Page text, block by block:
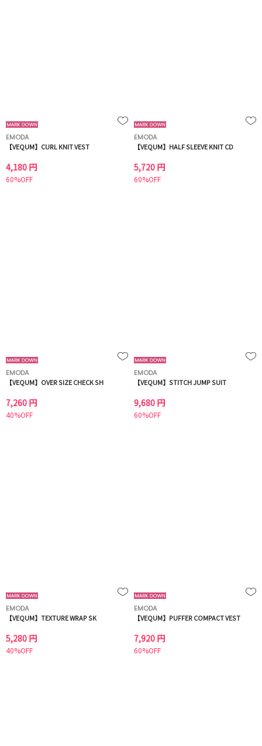
EMODA
【VEQUM】CURL KNIT VEST
4,180 円
60%OFF
EMODA
【VEQUM】HALF SLEEVE KNIT CD
5,720 円
60%OFF
EMODA
【VEQUM】OVER SIZE CHECK SH
7,260 円
40%OFF
EMODA
【VEQUM】STITCH JUMP SUIT
9,680 円
60%OFF
EMODA
【VEQUM】TEXTURE WRAP SK
5,280 円
40%OFF
EMODA
【VEQUM】PUFFER COMPACT VEST
7,920 円
60%OFF